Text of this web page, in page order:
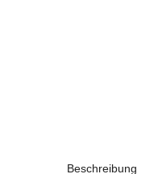
Beschreibung